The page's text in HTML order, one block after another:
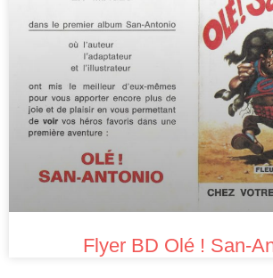
Flyer BD Olé ! San-